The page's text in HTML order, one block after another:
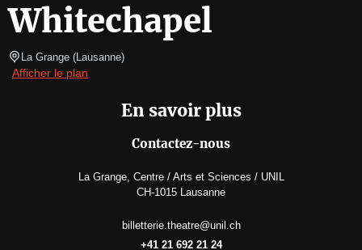
Whitechapel
La Grange (Lausanne)
Afficher le plan
En savoir plus
Contactez-nous
La Grange, Centre / Arts et Sciences / UNIL
CH-1015 Lausanne
billetterie.theatre@unil.ch
+41 21 692 21 24